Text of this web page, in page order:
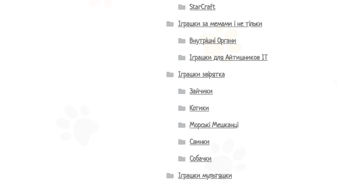
StarCraft
Іграшки за мемами і не тільки
Внутрішні Органи
Іграшки для Айтишников IT
Іграшки звірятка
Зайчики
Котики
Морські Мешканці
Свинки
Собачки
Іграшки мультяшки